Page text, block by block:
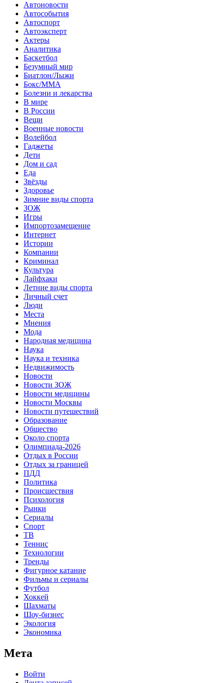
Автоновости
Автособытия
Автоспорт
Автоэксперт
Актеры
Аналитика
Баскетбол
Безумный мир
Биатлон/Лыжи
Бокс/MMA
Болезни и лекарства
В мире
В России
Вещи
Военные новости
Волейбол
Гаджеты
Дети
Дом и сад
Еда
Звёзды
Здоровье
Зимние виды спорта
ЗОЖ
Игры
Импортозамещение
Интернет
Истории
Компании
Криминал
Культура
Лайфхаки
Летние виды спорта
Личный счет
Люди
Места
Мнения
Мода
Народная медицина
Наука
Наука и техника
Недвижимость
Новости
Новости ЗОЖ
Новости медицины
Новости Москвы
Новости путешествий
Образование
Общество
Около спорта
Олимпиада-2026
Отдых в России
Отдых за границей
ПДД
Политика
Происшествия
Психология
Рынки
Сериалы
Спорт
ТВ
Теннис
Технологии
Тренды
Фигурное катание
Фильмы и сериалы
Футбол
Хоккей
Шахматы
Шоу-бизнес
Экология
Экономика
Мета
Войти